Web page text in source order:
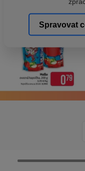
Spravovat